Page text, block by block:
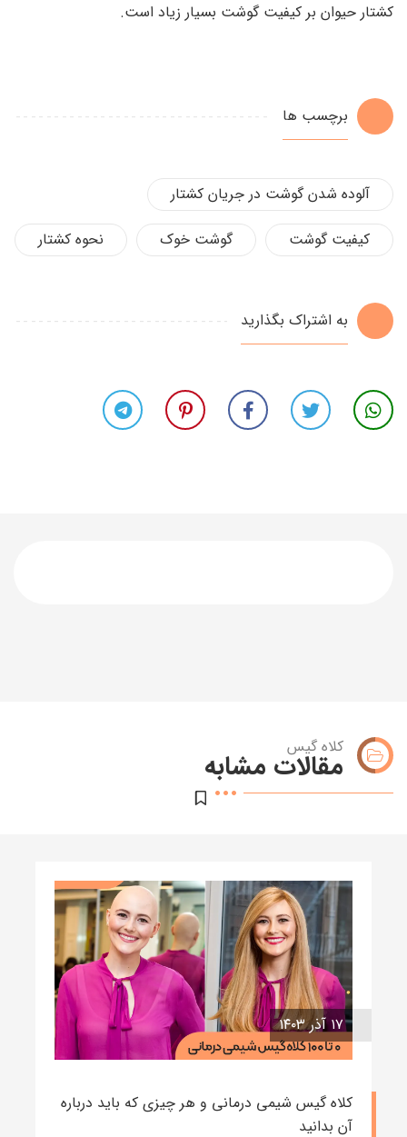
کشتار حیوان بر کیفیت گوشت بسیار زیاد است.
برچسب ها
آلوده شدن گوشت در جریان کشتار
کیفیت گوشت
گوشت خوک نحوه کشتار
به اشتراک بگذارید
کلاه گیس
مقالات مشابه
۱۷ آذر ۱۴۰۳
کلاه گیس شیمی درمانی و هر چیزی که باید درباره
آن بدانید